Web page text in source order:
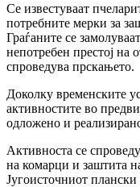
Се известуваат
потребните мерки за
Граѓаните се
непотребен престој на
спроведува прскањето.
Доколку временските
активностите во
одложено и
Активноста се
на комарци и заштита
Југоисточниот плански